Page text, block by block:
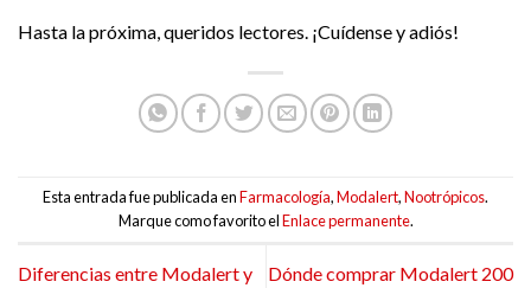
Hasta la próxima, queridos lectores. ¡Cuídense y adiós!
Esta entrada fue publicada enFarmacología,Modalert,Nootrópicos.
Marque como favorito elEnlace permanente.
Diferencias entre Modalert y
Dónde comprar Modalert 200